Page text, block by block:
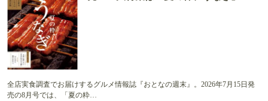
全店実食調査でお届けするグルメ情報誌『おとなの週末』。2026年7月15日発
売の8月号では、「夏の粋…